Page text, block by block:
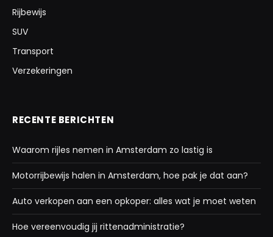
Rijbewijs
SUV
Transport
Verzekeringen
RECENTE BERICHTEN
Waarom rijles nemen in Amsterdam zo lastig is
Motorrijbewijs halen in Amsterdam, hoe pak je dat aan?
Auto verkopen aan een opkoper: alles wat je moet weten
Hoe vereenvoudig jij rittenadministratie?